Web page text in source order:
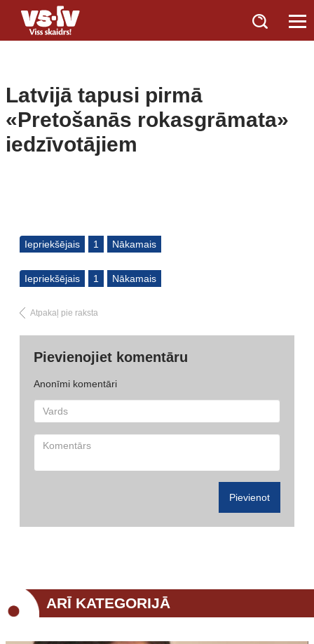
Latvijā tapusi pirmā
«Pretošanās rokasgrāmata»
iedzīvotājiem
Iepriekšējais 1 Nākamais
Iepriekšējais 1 Nākamais
Atpakaļ pie raksta
Pievienojiet komentāru
Anonīmi komentāri
Pievienot
ARĪ KATEGORIJĀ